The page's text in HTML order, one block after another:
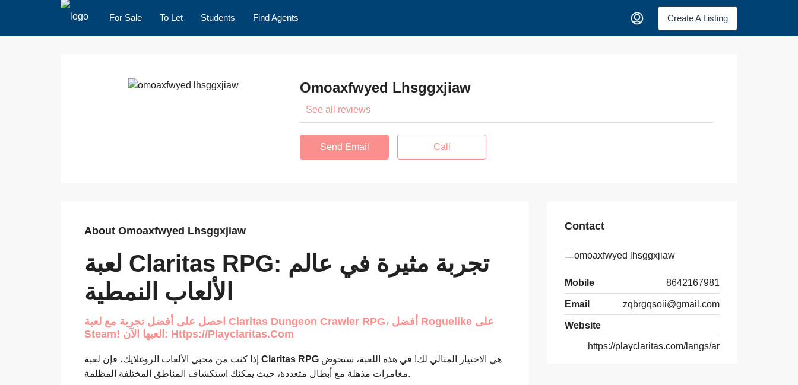
For Sale To Let Students Find Agents Create A Listing
Omoaxfwyed Lhsggxjiaw
See all reviews
Send Email Call
About Omoaxfwyed Lhsggxjiaw
لعبة Claritas RPG: تجربة مثيرة في عالم
الألعاب النمطية
احصل على أفضل تجربة مع لعبة Claritas Dungeon Crawler RPG، أفضل Roguelike على
Steam! العبها الآن: Https://playclaritas.com
Claritas RPG
مغامرات مذهلة مع أبطال متعددة، حيث يمكنك استكشاف المناطق المختلفة المظلمة.
Contact
Mobile 8642167981
Email zqbrgqsoii@gmail.com
Website
https://playclaritas.com/langs/ar